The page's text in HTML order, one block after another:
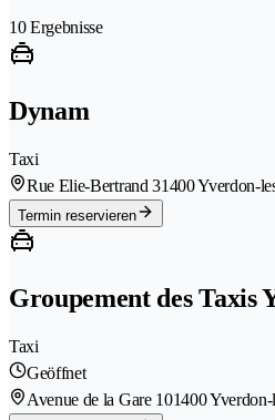
10 Ergebnisse
Dynam
Taxi
Rue Elie-Bertrand 31400 Yverdon-
Termin reservieren
Groupement des Taxis
Taxi
Geöffnet
Avenue de la Gare 101400